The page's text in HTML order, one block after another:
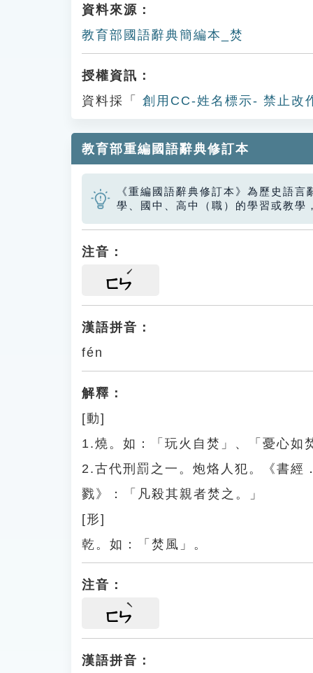
資料來源：
教育部國語辭典簡編本_焚
授權資訊：
資料採「
創用CC-姓名標示- 禁止改
教育部重編國語辭典修訂本
《重編國語辭典修訂本》為歷史語
學、國中、高中（職）的學習或教學
注音：
ㄈㄣ
漢語拼音：
fén
解釋：
[動]
1.燒。如：「玩火自焚」、「憂心如
2.古代刑罰之一。炮烙人犯。《書經
戮》：「凡殺其親者焚之。」
[形]
乾。如：「焚風」。
注音：
ㄈㄣ
漢語拼音：